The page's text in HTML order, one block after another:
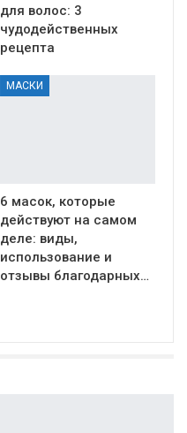
для волос: 3
чудодейственных
рецепта
МАСКИ
6 масок, которые
действуют на самом
деле: виды,
использование и
отзывы благодарных…